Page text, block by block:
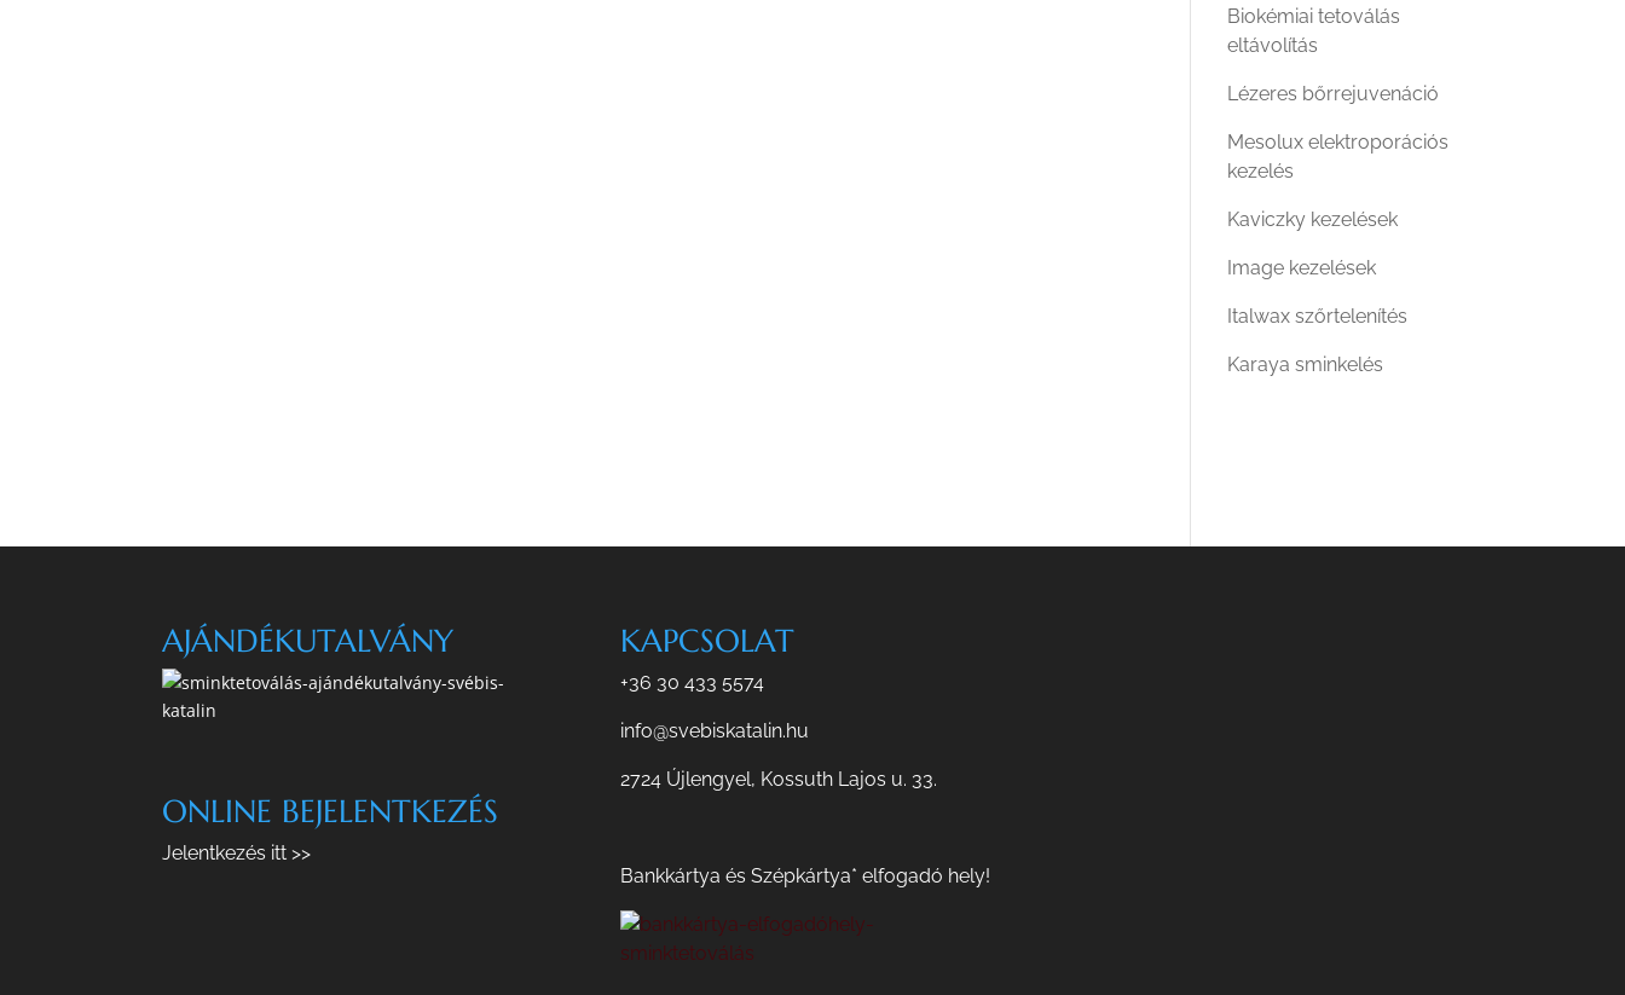
Biokémiai tetoválás
eltávolítás
Lézeres bőrrejuvenáció
Mesolux elektroporációs
kezelés
Kaviczky kezelések
Image kezelések
Italwax szőrtelenítés
Karaya sminkelés
AJÁNDÉKUTALVÁNY
ONLINE BEJELENTKEZÉS
Jelentkezés itt >>
KAPCSOLAT
+36 30 433 5574
info@svebiskatalin.hu
2724 Újlengyel, Kossuth Lajos u. 33.
Bankkártya és Szépkártya* elfogadó hely!